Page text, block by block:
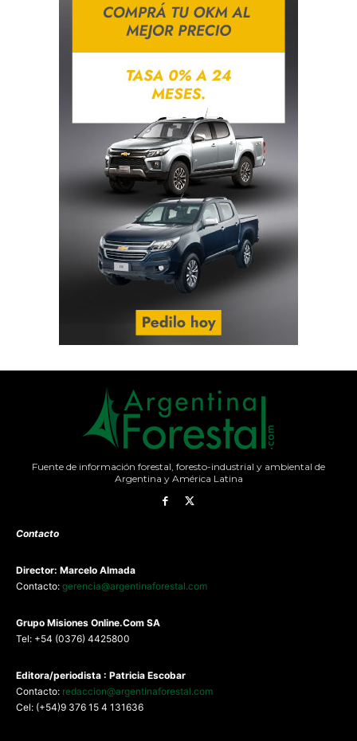
Fuente de información forestal, foresto-industrial y ambiental de
Argentina y América Latina
Contacto
Director: Marcelo Almada
Contacto: gerencia@argentinaforestal.com
Grupo Misiones Online.Com SA
Tel: +54 (0376) 4425800
Editora/periodista : Patricia Escobar
Contacto: redaccion@argentinaforestal.com
Cel: (+54)9 376 15 4 131636